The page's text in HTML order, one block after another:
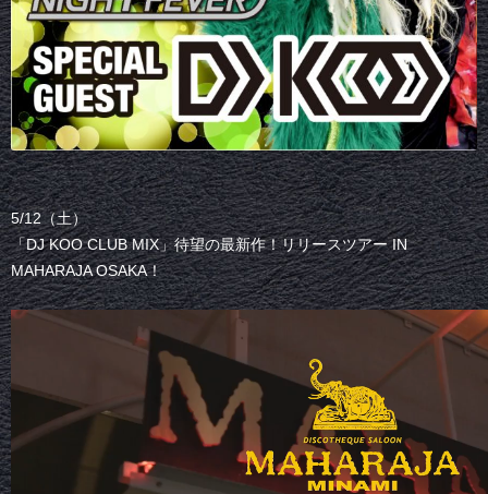
5/12（土）
「DJ KOO CLUB MIX」待望の最新作！リリースツアー IN
MAHARAJA OSAKA！